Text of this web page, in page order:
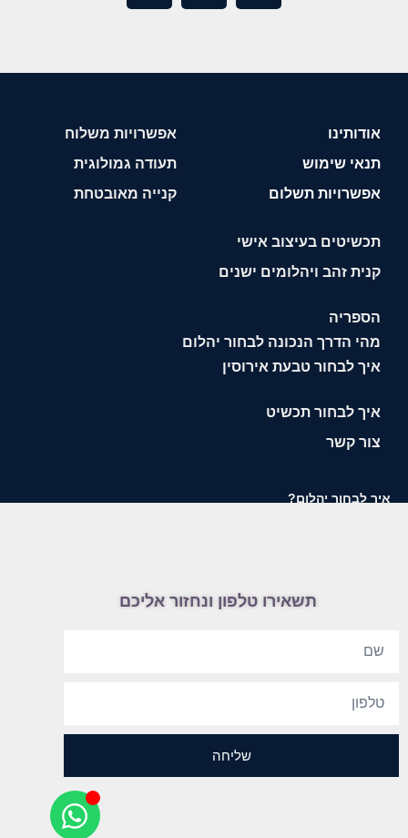
אודותינו
תנאי שימוש
אפשרויות תשלום
אפשרויות משלוח
תעודה גמולוגית
קנייה מאובטחת
תכשיטים בעיצוב אישי
קנית זהב ויהלומים ישנים
הספריה
מהי הדרך הנכונה לבחור יהלום
איך לבחור טבעת אירוסין
איך לבחור תכשיט
צור קשר
איך לבחור יהלום?
תשאירו טלפון ונחזור אליכם
שליחה